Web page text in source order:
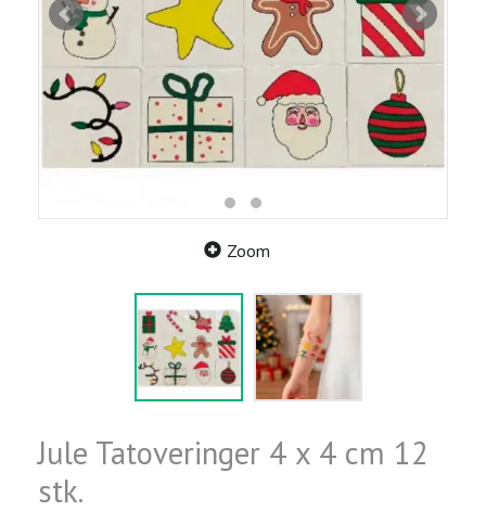
Zoom
Jule Tatoveringer 4 x 4 cm 12
stk.